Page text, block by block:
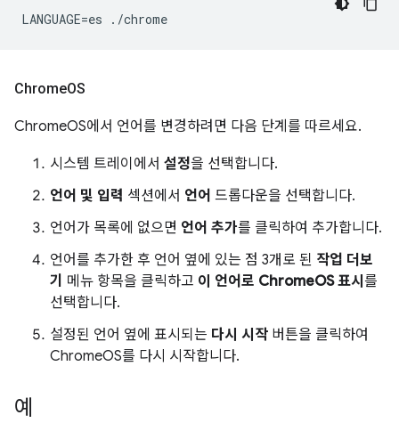
ChromeOS
ChromeOS에서 언어를 변경하려면 다음 단계를 따르세요.
시스템 트레이에서 설정을 선택합니다.
언어 및 입력 섹션에서 언어 드롭다운을 선택합니다.
언어가 목록에 없으면 언어 추가를 클릭하여 추가합니다.
언어를 추가한 후 언어 옆에 있는 점 3개로 된 작업 더보
기 메뉴 항목을 클릭하고 이 언어로 ChromeOS 표시 를
선택합니다.
설정된 언어 옆에 표시되는 다시 시작 버튼을 클릭하여
ChromeOS를 다시 시작합니다.
예